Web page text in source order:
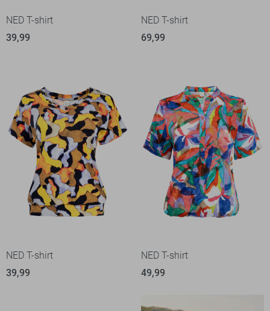
NED T-shirt
39,99
NED T-shirt
69,99
NED T-shirt
39,99
NED T-shirt
49,99